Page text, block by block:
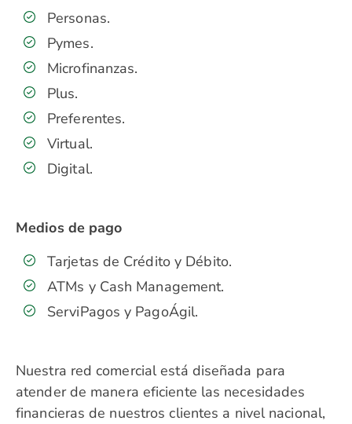
Personas.
Pymes.
Microfinanzas.
Plus.
Preferentes.
Virtual.
Digital.
Medios de pago
Tarjetas de Crédito y Débito.
ATMs y Cash Management.
ServiPagos y PagoÁgil.
Nuestra red comercial está diseñada para
atender de manera eficiente las necesidades
financieras de nuestros clientes a nivel nacional,